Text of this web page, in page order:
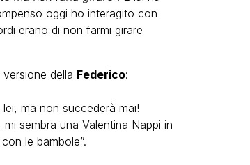
oggi ho interagito con
erano di non farmi girare
della Federico:
ma non succederà mai!
sembra una Valentina Nappi in
le bambole”.